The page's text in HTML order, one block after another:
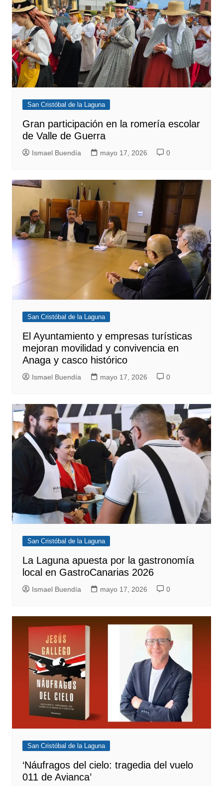
San Cristóbal de la Laguna
Gran participación en la romería escolar
de Valle de Guerra
Ismael Buendía mayo 17, 2026 0
San Cristóbal de la Laguna
El Ayuntamiento y empresas turísticas
mejoran movilidad y convivencia en
Anaga y casco histórico
Ismael Buendía mayo 17, 2026 0
San Cristóbal de la Laguna
La Laguna apuesta por la gastronomía
local en GastroCanarias 2026
Ismael Buendía mayo 17, 2026 0
San Cristóbal de la Laguna
‘Náufragos del cielo: tragedia del vuelo
011 de Avianca’